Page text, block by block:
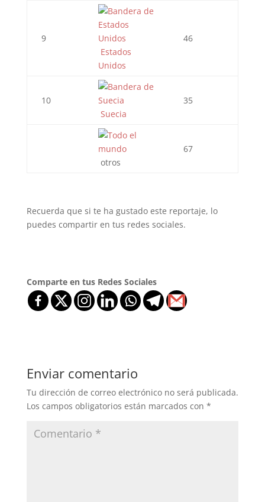
9
Estados
Unidos
46
10
Suecia
35
otros
67
Recuerda que si te ha gustado este reportaje, lo
puedes compartir en tus redes sociales.
Comparte en tus Redes Sociales
Enviar comentario
Tu dirección de correo electrónico no será publicada.
Los campos obligatorios están marcados con *